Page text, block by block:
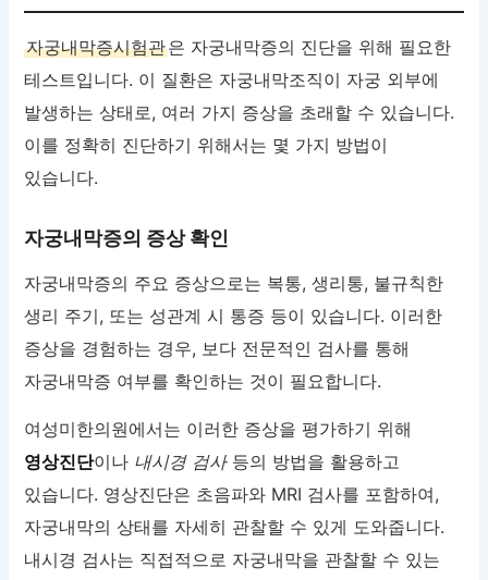
자궁내막증시험관은 자궁내막증의 진단을 위해 필요한
테스트입니다. 이 질환은 자궁내막조직이 자궁 외부에
발생하는 상태로, 여러 가지 증상을 초래할 수 있습니다.
이를 정확히 진단하기 위해서는 몇 가지 방법이
있습니다.
자궁내막증의 증상 확인
자궁내막증의 주요 증상으로는 복통, 생리통, 불규칙한
생리 주기, 또는 성관계 시 통증 등이 있습니다. 이러한
증상을 경험하는 경우, 보다 전문적인 검사를 통해
자궁내막증 여부를 확인하는 것이 필요합니다.
여성미한의원에서는 이러한 증상을 평가하기 위해
영상진단이나 내시경 검사등의 방법을 활용하고
있습니다. 영상진단은 초음파와 MRI 검사를 포함하여,
자궁내막의 상태를 자세히 관찰할 수 있게 도와줍니다.
내시경 검사는 직접적으로 자궁내막을 관찰할 수 있는